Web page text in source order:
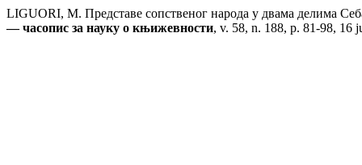
LIGUORI, M. Представе сопственог народа у двама делима
— часопис за науку о књижевности, v. 58, n. 188, p. 81-98, 16